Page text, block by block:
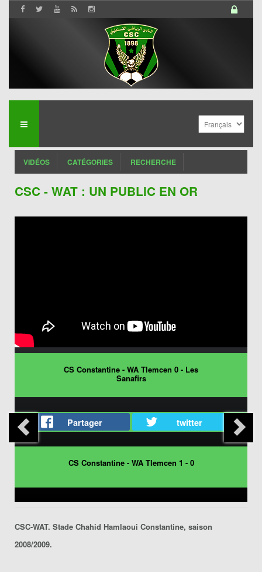
VIDÉOS CATÉGORIES RECHERCHE
CSC - WAT : UN PUBLIC EN OR
CS Constantine - WA Tlemcen 0 - Les
Sanafirs
Partager twitter
CS Constantine - WA Tlemcen 1 - 0
CSC-WAT. Stade Chahid Hamlaoui Constantine, saison
2008/2009.